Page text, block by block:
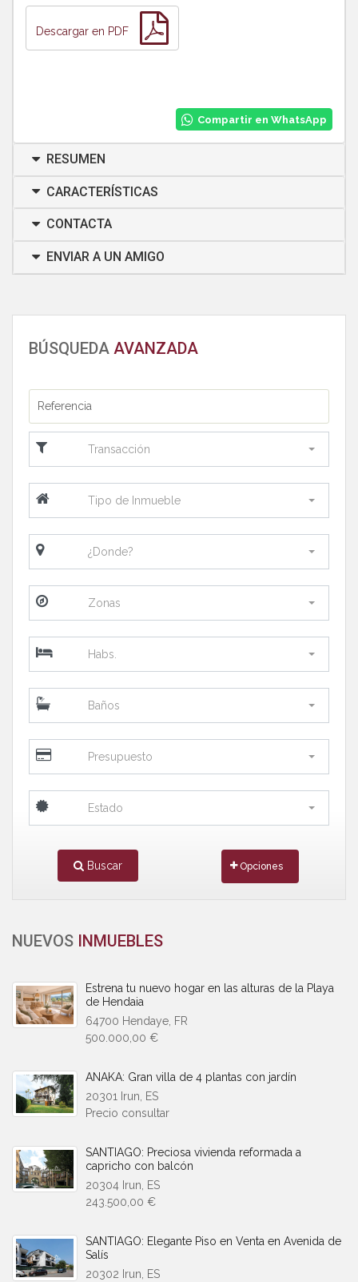
Descargar en PDF
Compartir en WhatsApp
RESUMEN
CARACTERÍSTICAS
CONTACTA
ENVIAR A UN AMIGO
BÚSQUEDA AVANZADA
Transacción
Tipo de Inmueble
¿Donde?
Zonas
Habs.
Baños
Presupuesto
Estado
Buscar Opciones
NUEVOS INMUEBLES
Estrena tu nuevo hogar en las alturas de la Playa
de Hendaia
64700 Hendaye, FR
500.000,00 €
ANAKA: Gran villa de 4 plantas con jardín
20301 Irun, ES
Precio consultar
SANTIAGO: Preciosa vivienda reformada a
capricho con balcón
20304 Irun, ES
243.500,00 €
SANTIAGO: Elegante Piso en Venta en Avenida de
Salís
20302 Irun, ES